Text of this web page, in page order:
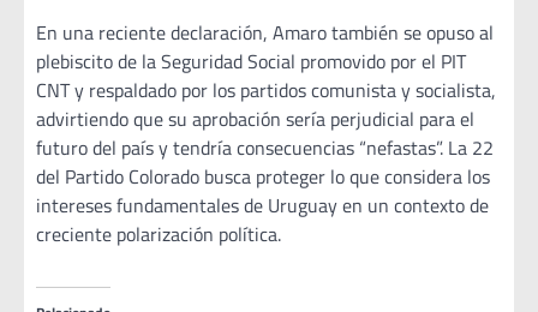
En una reciente declaración, Amaro también se opuso al
plebiscito de la Seguridad Social promovido por el PIT
CNT y respaldado por los partidos comunista y socialista,
advirtiendo que su aprobación sería perjudicial para el
futuro del país y tendría consecuencias “nefastas”. La 22
del Partido Colorado busca proteger lo que considera los
intereses fundamentales de Uruguay en un contexto de
creciente polarización política.